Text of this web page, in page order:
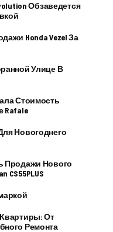
Обзаведется
Honda Vezel За
Улице В
Стоимость
Rafale
Новогоднего
Продажи Нового
CS55PLUS
От
Ремонта